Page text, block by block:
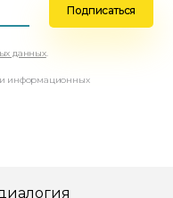
данных.
информационных